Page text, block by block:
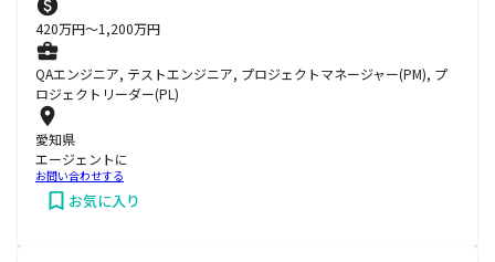
420万円〜1,200万円
QAエンジニア, テストエンジニア, プロジェクトマネージャー(PM), プ
ロジェクトリーダー(PL)
愛知県
エージェントに
お問い合わせする
お気に入り